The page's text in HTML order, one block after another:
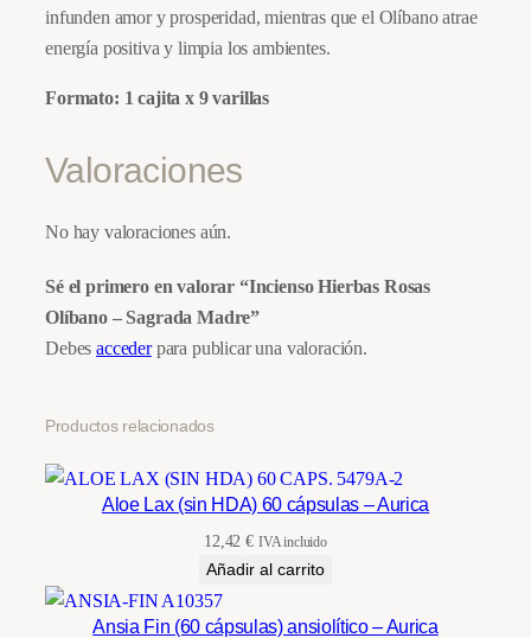
b
a
n
–
S
r
a
d
a
d
a
infunden amor y prosperidad, mientras que el Olíbano atrae
energía positiva y limpia los ambientes.
Formato: 1 cajita x 9 varillas
Valoraciones
No hay valoraciones aún.
Sé el primero en valorar “Incienso Hierbas Rosas
Olíbano – Sagrada Madre”
Debesaccederpara publicar una valoración.
Productos relacionados
Aloe Lax (sin HDA) 60 cápsulas – Aurica
12,42€ IVA incluido
Añadir al carrito
Ansia Fin (60 cápsulas) ansiolítico – Aurica